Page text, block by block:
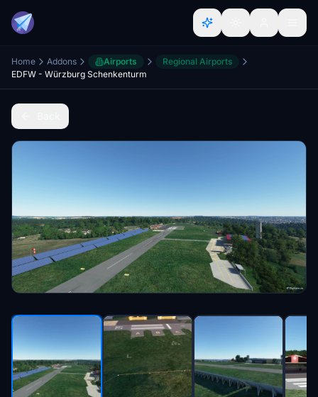
Home Addons Airports
Regional Airports
EDFW - Würzburg Schenkenturm